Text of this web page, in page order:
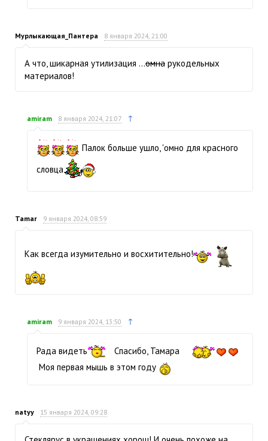
Мурлыкающая_Пантера 8 января 2024, 21:00
А что, шикарная утилизация ...омна рукодельных
материалов!
amiram 8 января 2024, 21:07 ↑
Палок больше ушло, 'омно для красного
словца
Tamar 9 января 2024, 08:59
Как всегда изумительно и восхитительно!
amiram 9 января 2024, 13:50 ↑
Рада видеть
Спасибо, Тамара
Моя первая мышь в этом году
natyy 15 января 2024, 09:28